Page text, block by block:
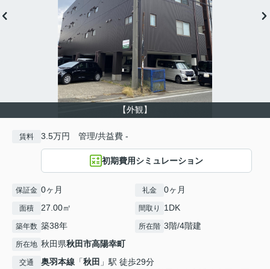
【外観】
賃料 3.5万円 管理/共益費 -
初期費用シミュレーション
保証金 0ヶ月 礼金 0ヶ月
面積 27.00㎡ 間取り 1DK
築年数 築38年 所在階 3階/4階建
所在地 秋田県秋田市高陽幸町
交通 奥羽本線 「秋田 」駅 徒歩29分